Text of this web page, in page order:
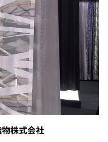
株式会社